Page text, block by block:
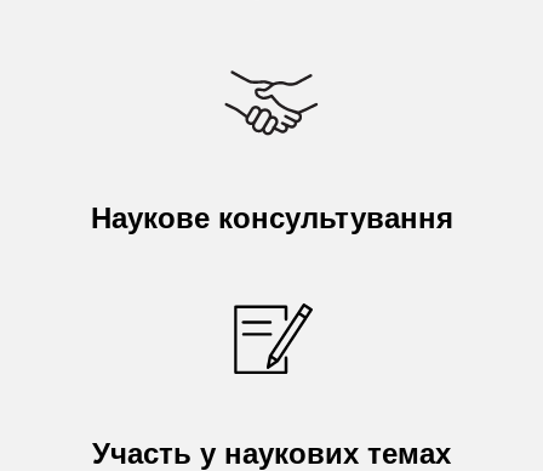
Наукове консультування
Участь у наукових темах